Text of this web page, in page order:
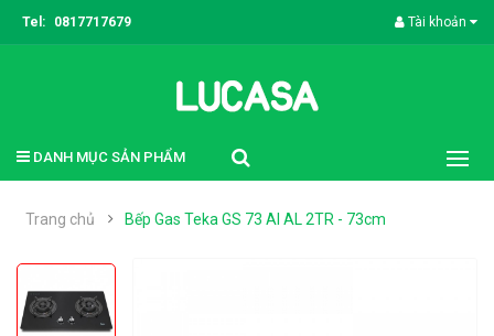
Tel: 0817717679 Tài khoản
DANH MỤC SẢN PHẨM
Trang chủ Bếp Gas Teka GS 73 AI AL 2TR - 73cm